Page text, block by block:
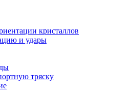
кристаллов
и удары
тряску